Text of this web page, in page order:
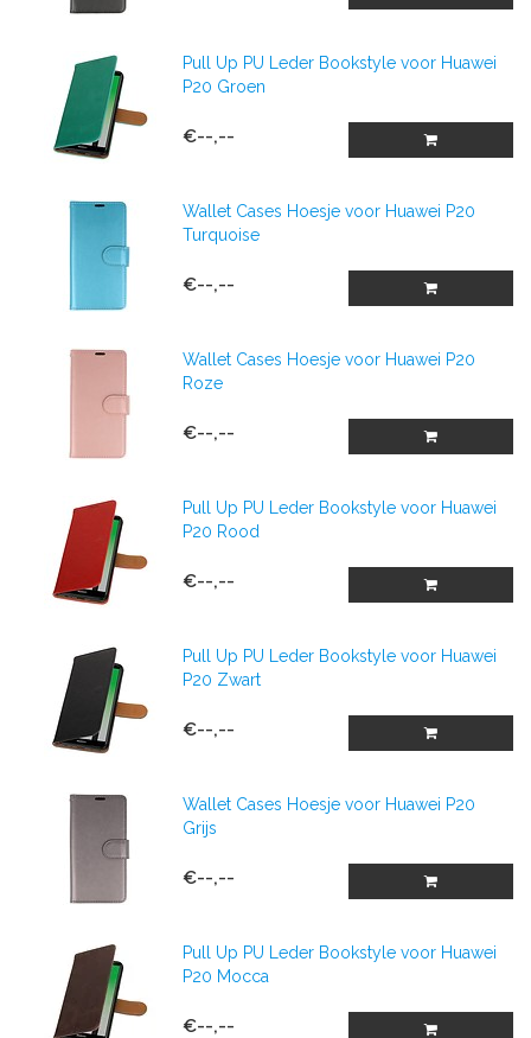
Pull Up PU Leder Bookstyle voor Huawei
P20 Groen
€--,--
Wallet Cases Hoesje voor Huawei P20
Turquoise
€--,--
Wallet Cases Hoesje voor Huawei P20
Roze
€--,--
Pull Up PU Leder Bookstyle voor Huawei
P20 Rood
€--,--
Pull Up PU Leder Bookstyle voor Huawei
P20 Zwart
€--,--
Wallet Cases Hoesje voor Huawei P20
Grijs
€--,--
Pull Up PU Leder Bookstyle voor Huawei
P20 Mocca
€--,--